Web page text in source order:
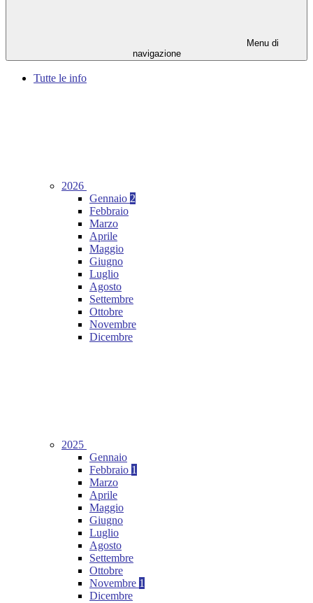
Menu di
navigazione
Tutte le info
2026
Gennaio 2
Febbraio
Marzo
Aprile
Maggio
Giugno
Luglio
Agosto
Settembre
Ottobre
Novembre
Dicembre
2025
Gennaio
Febbraio 1
Marzo
Aprile
Maggio
Giugno
Luglio
Agosto
Settembre
Ottobre
Novembre 1
Dicembre